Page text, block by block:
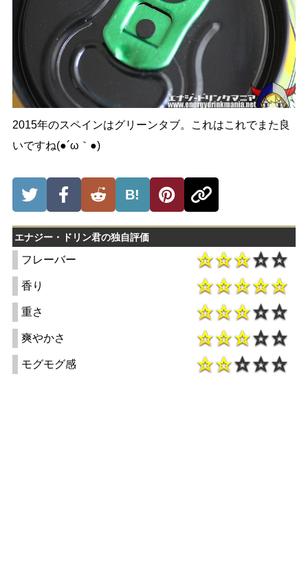
2015年のスペインはグリーンタブ。これはこれでまた良
いですね(●´ω｀●)
B!
エナジー・ドリン君の独自評価
フレーバー
香り
重さ
爽やかさ
モグモグ感